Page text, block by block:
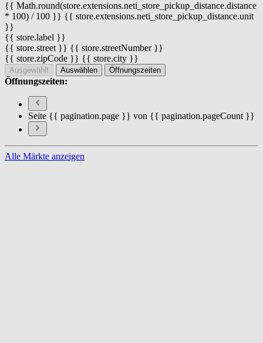
{{ Math.round(store.extensions.neti_store_pickup_distance.distance
* 100) / 100 }} {{ store.extensions.neti_store_pickup_distance.unit
}}
{{ store.label }}
{{ store.street }} {{ store.streetNumber }}
{{ store.zipCode }} {{ store.city }}
Ausgewählt Auswählen Öffnungszeiten
Öffnungszeiten:
Seite {{ pagination.page }} von {{ pagination.pageCount }}
Alle Märkte anzeigen